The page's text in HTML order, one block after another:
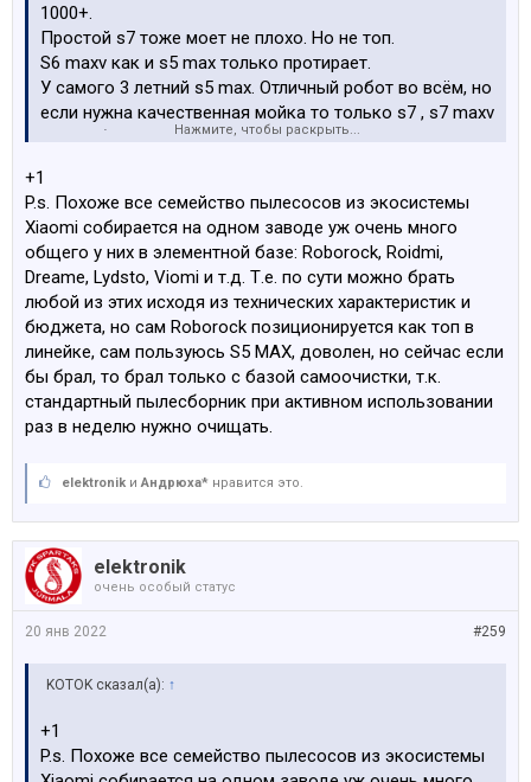
1000+.
Простой s7 тоже моет не плохо. Но не топ.
S6 maxv как и s5 max только протирает.
У самого 3 летний s5 max. Отличный робот во всём, но
если нужна качественная мойка то только s7 , s7 maxv
На ютубе глянь сравнения.
По цене/наворотам:
1. S7 maxv ultra
2. S7
3. S6 maxv
4. S5 max
Нажмите, чтобы раскрыть...
+1
P.s. Похоже все семейство пылесосов из экосистемы
Xiaomi собирается на одном заводе уж очень много
общего у них в элементной базе: Roborock, Roidmi,
Dreame, Lydsto, Viomi и т.д. Т.е. по сути можно брать
любой из этих исходя из технических характеристик и
бюджета, но сам Roborock позиционируется как топ в
линейке, сам пользуюсь S5 MAX, доволен, но сейчас если
бы брал, то брал только с базой самоочистки, т.к.
стандартный пылесборник при активном использовании
раз в неделю нужно очищать.
elektronik иАндрюха* нравится это.
elektronik
очень особый статус
#259
20 янв 2022
KOTOK сказал(а): ↑
+1
P.s. Похоже все семейство пылесосов из экосистемы